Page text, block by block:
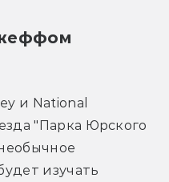
и National
"Парка Юрского
изучать